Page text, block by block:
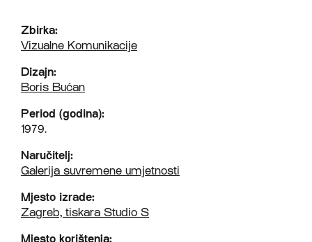
Zbirka:
Vizualne Komunikacije
Dizajn:
Boris Bućan
Period (godina):
1979.
Naručitelj:
Galerija suvremene umjetnosti
Mjesto izrade:
Zagreb, tiskara Studio S
Mjesto korištenja: